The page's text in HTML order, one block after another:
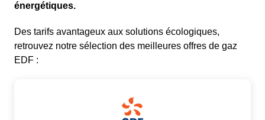
énergétiques.
Des tarifs avantageux aux solutions écologiques,
retrouvez notre sélection des meilleures offres de gaz
EDF :